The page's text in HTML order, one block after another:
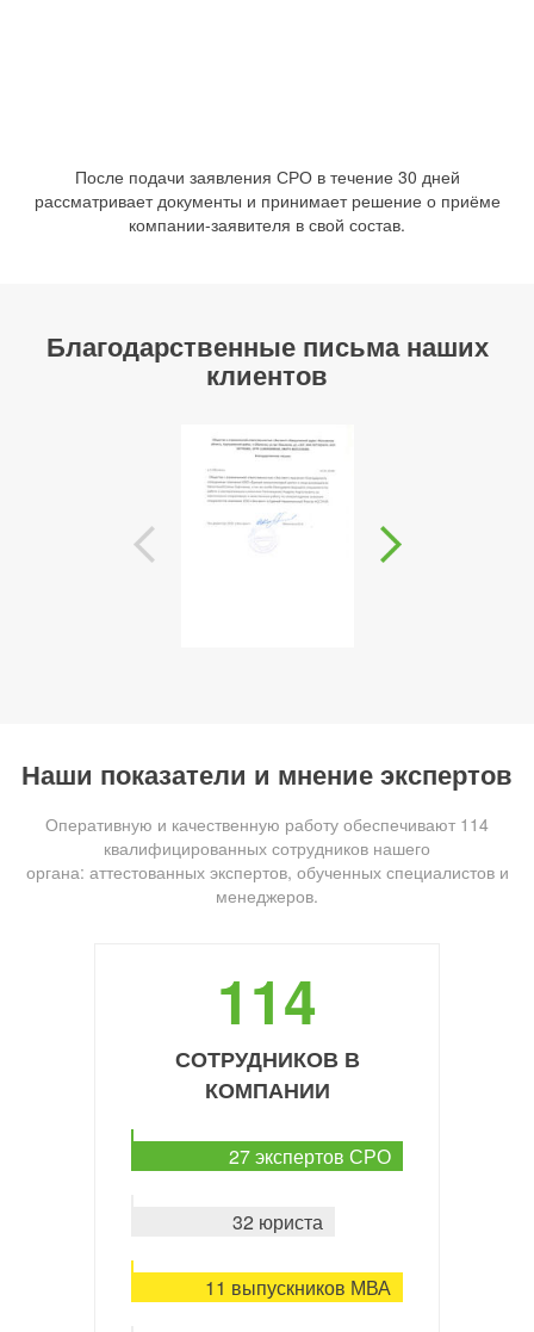
После подачи заявления СРО в течение 30 дней
рассматривает документы и принимает решение о приёме
компании-заявителя в свой состав.
Благодарственные письма наших
клиентов
Наши показатели и мнение экспертов
Оперативную и качественную работу обеспечивают 114
квалифицированных сотрудников нашего
органа: аттестованных экспертов, обученных специалистов и
менеджеров.
114
СОТРУДНИКОВ В
КОМПАНИИ
27 экспертов СРО
32 юриста
11 выпускников МВА